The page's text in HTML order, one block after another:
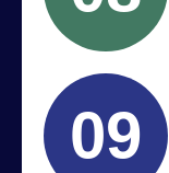
09